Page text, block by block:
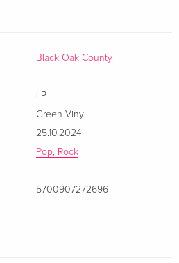
Black Oak County
LP
Green Vinyl
25.10.2024
Pop, Rock
5700907272696